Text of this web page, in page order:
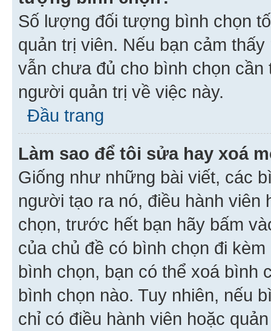
Số lượng đối tượng bình chọn
quản trị viên. Nếu bạn cảm
vẫn chưa đủ cho bình chọn
người quản trị về việc này.
Đầu trang
Làm sao để tôi sửa hay xoá
Giống như những bài viết, các
người tạo ra nó, điều hành
chọn, trước hết bạn hãy bấm
của chủ đề có bình chọn đi
bình chọn, bạn có thể xoá bình
bình chọn nào. Tuy nhiên, nếu
chỉ có điều hành viên hoặc